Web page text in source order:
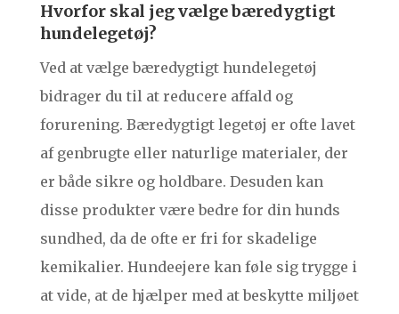
Hvorfor skal jeg vælge bæredygtigt
hundelegetøj?
Ved at vælge bæredygtigt hundelegetøj
bidrager du til at reducere affald og
forurening. Bæredygtigt legetøj er ofte lavet
af genbrugte eller naturlige materialer, der
er både sikre og holdbare. Desuden kan
disse produkter være bedre for din hunds
sundhed, da de ofte er fri for skadelige
kemikalier. Hundeejere kan føle sig trygge i
at vide, at de hjælper med at beskytte miljøet